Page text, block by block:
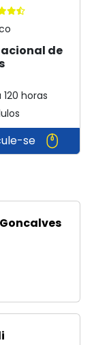
de
120 horas
se